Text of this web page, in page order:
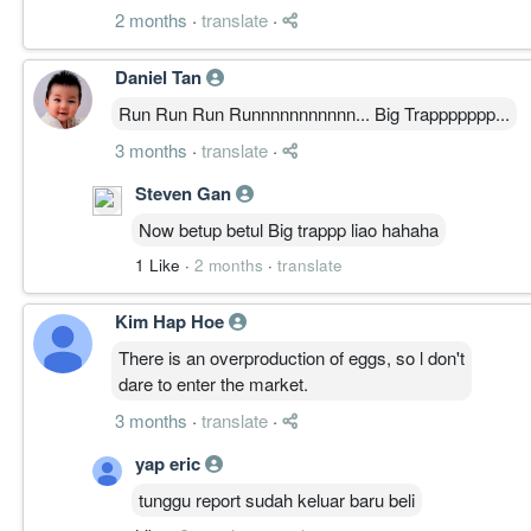
————————
1M 维持 BASE，价此前由 0.400 附近扩张至 1.200
约 0.800－1.000 主 VPVR 成交区，但仍受 0.900 以
靠近、负柱未完全结束，ADX 由约 60 回落至 35 附
1W 由下降结构进入 BASE 修复，价在 0.750－
始进入周线云层及 VPVR 供应区；MACD 零轴下
处 27 附近但方向略回落。
higher high 与 higher low；MACD 零轴附近向上扩
由突破高位略回落但上行结构未损。
4H 维持 CLIMB，价突破 0.800 后快速站上云层并
至约 47，OBV 连续创阶段高位。唯 MACD 正柱开
30M 维持 CLIMB，价站在云上并于 0.865－0.875
量能确认: 近四个完整交易日平均成交量明显高于
前段日常水平；唯该 30 日样本已含突破日，倍率
已完成样本直接比较。
2 months · translate ·
Daniel Tan
Run Run Run Runnnnnnnnnnn... Big Trappppppp...
3 months · translate ·
Steven Gan
Now betup betul Big trappp liao hahaha
1 Like · 2 months · translate
Kim Hap Hoe
There is an overproduction of eggs, so l don't
dare to enter the market.
3 months · translate ·
yap eric
tunggu report sudah keluar baru beli